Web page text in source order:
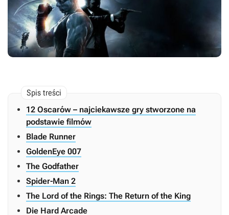
12 Oscarów – najciekawsze gry stworzone na
podstawie filmów
Blade Runner
GoldenEye 007
The Godfather
Spider-Man 2
The Lord of the Rings: The Return of the King
Die Hard Arcade